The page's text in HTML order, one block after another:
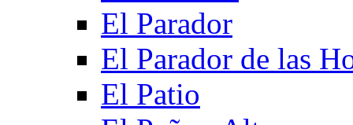
El Parador
El Parador de las
El Patio